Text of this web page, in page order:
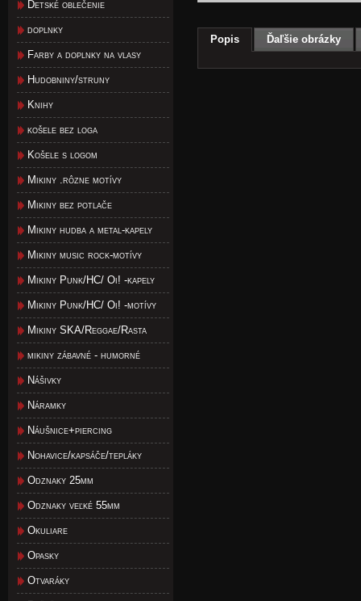
Detské oblečenie
doplnky
Farby a doplnky na vlasy
Hudobniny/struny
Knihy
košele bez loga
Košele s logom
Mikiny .rôzne motívy
Mikiny bez potlače
Mikiny hudba a metal-kapely
Mikiny music rock-motívy
Mikiny Punk/HC/ Oi! -kapely
Mikiny Punk/HC/ Oi! -motívy
Mikiny SKA/Reggae/Rasta
mikiny zábavné - humorné
Nášivky
Náramky
Náušnice+piercing
Nohavice/kapsáče/tepláky
Odznaky 25mm
Odznaky veľké 55mm
Okuliare
Opasky
Otvaráky
Popis Ďaľšie obrázky